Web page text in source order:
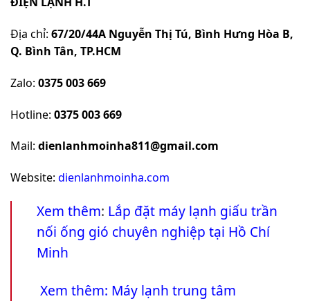
Địa chỉ: 67/20/44A Nguyễn Thị Tú, Bình Hưng Hòa B,
Q. Bình Tân, TP.HCM
Zalo: 0375 003 669
Hotline: 0375 003 669
Mail: dienlanhmoinha811@gmail.com
Website: dienlanhmoinha.com
Xem thêm: Lắp đặt máy lạnh giấu trần
nối ống gió chuyên nghiệp tại Hồ Chí
Minh
Xem thêm: Máy lạnh trung tâm